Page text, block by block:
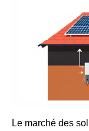
Le marché des